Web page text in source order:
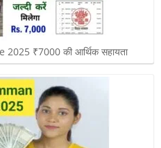
₹7000 की आर्थिक सहायता